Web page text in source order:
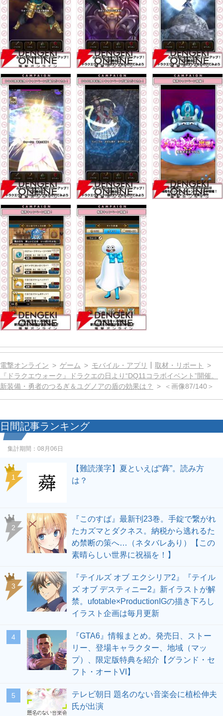
電撃オンライン ゲーム モバイル・アプリ
取材・リポート
『ドラクエウォーク』ドラクエの日より“DQ11コラボイベント”開催。
新装備・勇者のつるぎ＆ユグノアの盾の効果は？
＜画像87/140＞
日間記事ランキング
集計期間： 08月06日
1
【難読漢字】夏といえば“蕣”。読み方
は？
2
『このすば』最新刊23巻。手錠で繋がれ
たカズマとダクネス。納税から逃れるた
め禁断の策へ…（ネタバレあり）【この
素晴らしい世界に祝福を！】
3
『テイルズ オブ エクシリア2』『テイル
ズ オブ デスティニー2』新イラストが解
禁。ufotable×ProductionIGの描き下ろし
イラスト企画は毎月更新
4
『GTA6』情報まとめ。発売日、ストー
リー、登場キャラクター、地域（マッ
プ）、限定版特典を紹介【グランド・セ
フト・オートVI】
5
テレビ朝日 題名のない音楽会に植松伸夫
氏が出演